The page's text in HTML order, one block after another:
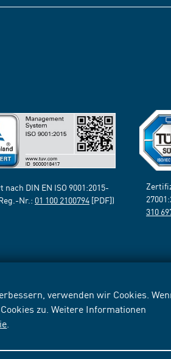
verwenden wir Cookies.
zu. Weitere Informationen
DIN EN ISO 9001:2015-
Nr.: 01 100 2100794 [PDF])
310